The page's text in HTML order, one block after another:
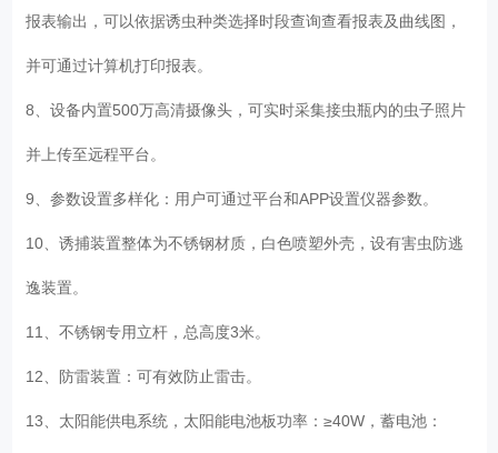
报表输出，可以依据诱虫种类选择时段查询查看报表及曲线图，
并可通过计算机打印报表。
8、设备内置500万高清摄像头，可实时采集接虫瓶内的虫子照片
并上传至远程平台。
9、参数设置多样化：用户可通过平台和APP设置仪器参数。
10、诱捕装置整体为不锈钢材质，白色喷塑外壳，设有害虫防逃
逸装置。
11、不锈钢专用立杆，总高度3米。
12、防雷装置：可有效防止雷击。
13、太阳能供电系统，太阳能电池板功率：≥40W，蓄电池：